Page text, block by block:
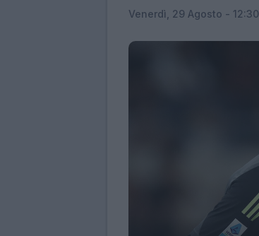
Venerdì, 29 Agosto - 12:30